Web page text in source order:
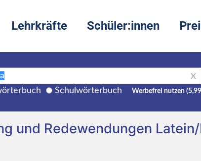
Lehrkräfte Schüler:innen
X
Schulwörterbuch Werbefrei nutzen
und Redewendungen